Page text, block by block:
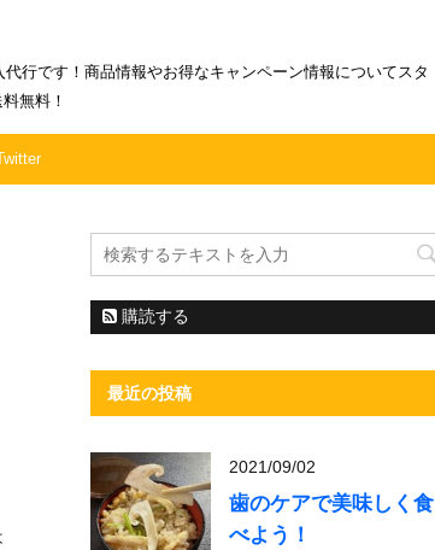
行です！商品情報やお得なキャンペーン情報についてスタ
無料！
購読する
最近の投稿
2021/09/02
歯のケアで美味しく食
べよう！